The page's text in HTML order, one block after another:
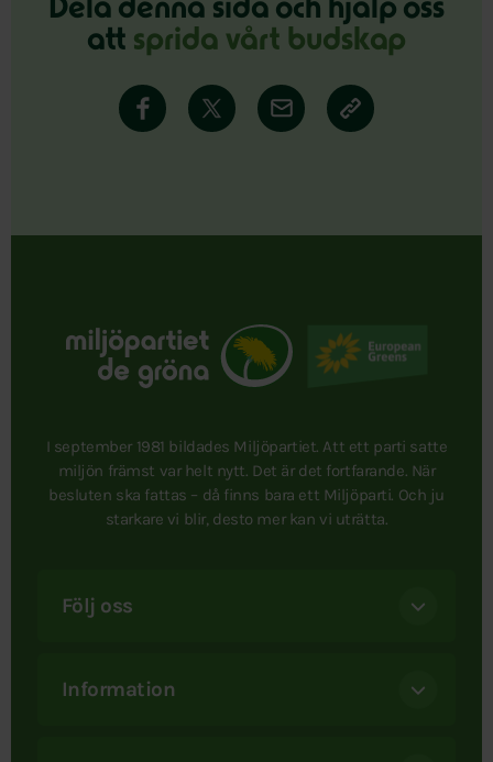
Dela denna sida och hjälp oss
att sprida vårt budskap
I september 1981 bildades Miljöpartiet. Att ett parti satte
miljön främst var helt nytt. Det är det fortfarande. När
besluten ska fattas – då finns bara ett Miljöparti. Och ju
starkare vi blir, desto mer kan vi uträtta.
Följ oss
Information